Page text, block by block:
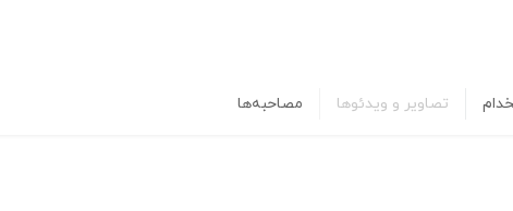
تصاویر و ویدئوها مصاحبه‌ها